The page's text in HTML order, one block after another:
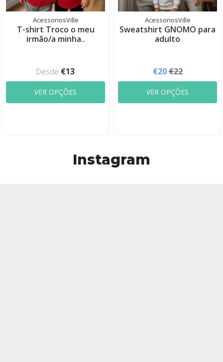
AcessoriosVille
T-shirt Troco o meu
irmão/a minha..
Desde €13
VER OPÇÕES
AcessoriosVille
Sweatshirt GNOMO para
adulto
€20€22
VER OPÇÕES
Instagram